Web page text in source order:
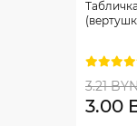
3.21
3.00